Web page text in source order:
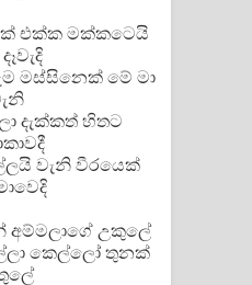
එක්ක මක්කටෙයි
මස්සිනෙක්‍ මේ මා
දැක්කත් හිතට
වැනි වීරයෙක්
අම්මලාගේ උකුලේ
කෙල්ලෝ තුනක්